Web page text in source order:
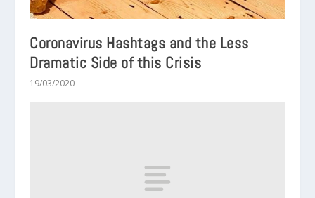
Coronavirus Hashtags and the Less
Dramatic Side of this Crisis
19/03/2020